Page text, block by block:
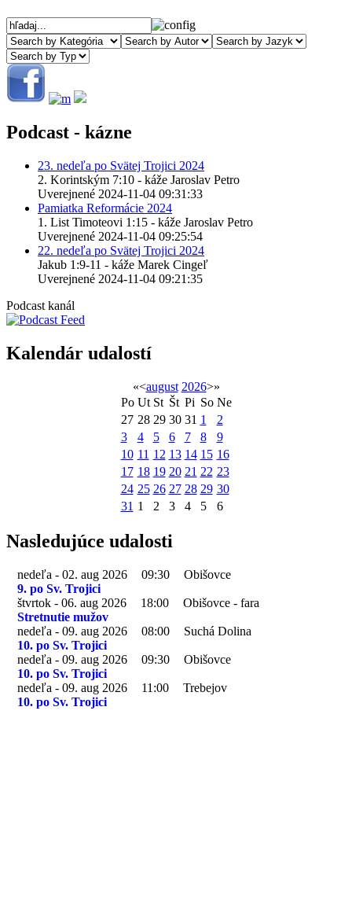
Podcast - kázne
23. nedeľa po Svätej Trojici 2024
2. Korintským 7:10 - káže Jaroslav Petro
Uverejnené 2024-11-04 09:31:33
Pamiatka Reformácie 2024
1. List Timoteovi 1:15 - káže Jaroslav Petro
Uverejnené 2024-11-04 09:25:54
22. nedeľa po Svätej Trojici 2024
Jakub 1:9-11 - káže Marek Cingeľ
Uverejnené 2024-11-04 09:21:35
Podcast kanál
Kalendár udalostí
«<august 2026>»
Po Ut St Št Pi So Ne
27 28 29 30 31 1
2
3
4 5 6 7 8
9
10 11 12 13 14 15 16
17 18 19 20 21 22 23
24 25 26 27 28 29 30
31 1 2 3 4 5 6
Nasledujúce udalosti
nedeľa - 02. aug 2026 09:30
Obišovce
9. po Sv. Trojici
štvrtok - 06. aug 2026
18:00
Obišovce - fara
Stretnutie mužov
nedeľa - 09. aug 2026
08:00
Suchá Dolina
10. po Sv. Trojici
nedeľa - 09. aug 2026
09:30
Obišovce
10. po Sv. Trojici
nedeľa - 09. aug 2026
11:00
Trebejov
10. po Sv. Trojici